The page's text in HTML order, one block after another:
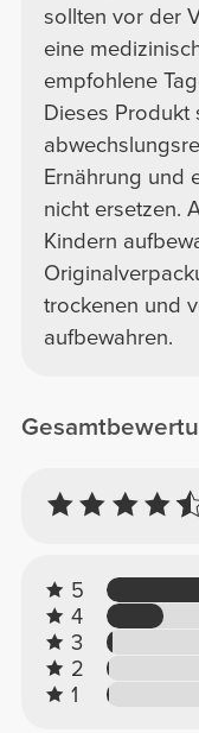
sollten vor der
eine
empfohlene
Dieses Produkt
Ernährung und
nicht ersetzen.
Kindern
trockenen und
aufbewahren.
5
4
3
2
1